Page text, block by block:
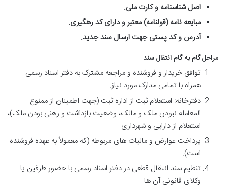
اصل شناسنامه و کارت ملی.
مبایعه نامه (قولنامه) معتبر و دارای کد رهگیری.
آدرس و کد پستی جهت ارسال سند جدید.
مراحل گام به گام انتقال سند
توافق خریدار و فروشنده و مراجعه مشترک به دفتر اسناد رسمی
همراه با تمامی مدارک مورد نیاز.
دفترخانه: استعلام ثبت از اداره ثبت (جهت اطمینان از ممنوع
المعامله نبودن ملک و مالک، وضعیت بازداشت و رهنی بودن ملک)،
استعلام از دارایی و شهرداری.
پرداخت عوارض و مالیات های مربوطه (که معمولاً به عهده فروشنده
است).
تنظیم سند انتقال قطعی در دفتر اسناد رسمی با حضور طرفین یا
وکلای قانونی آن ها.